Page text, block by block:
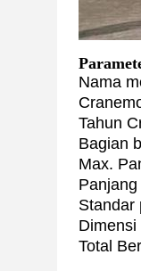
Nama
Crane
Tahun
Bagian
Max.
Panjang
Standar
Dimensi
Total